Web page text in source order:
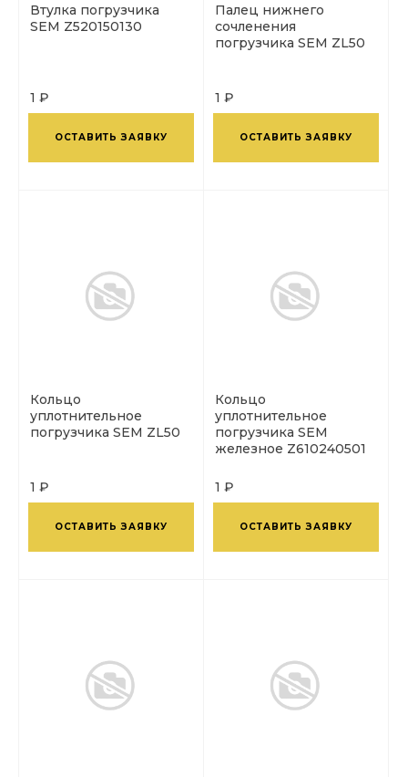
Втулка погрузчика
SEM Z520150130
1 ₽
ОСТАВИТЬ ЗАЯВКУ
Палец нижнего
сочленения
погрузчика SEM ZL50
1 ₽
ОСТАВИТЬ ЗАЯВКУ
Кольцо
уплотнительное
погрузчика SEM ZL50
1 ₽
ОСТАВИТЬ ЗАЯВКУ
Кольцо
уплотнительное
погрузчика SEM
железное Z610240501
1 ₽
ОСТАВИТЬ ЗАЯВКУ